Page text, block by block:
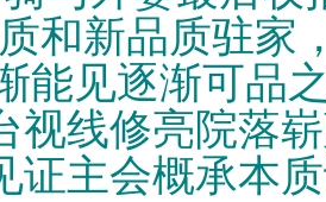
和新品质驻
能见逐渐可品
视线修亮院落
证主会概承本